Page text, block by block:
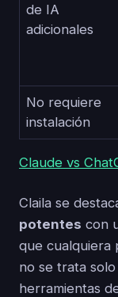
de IA
adicionales
No requiere
instalación
Claude vs
Claila se
potentes con
que cualquiera
no se trata
herramientas